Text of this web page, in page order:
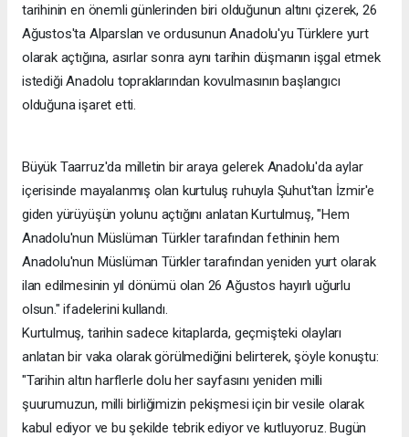
tarihinin en önemli günlerinden biri olduğunun altını çizerek, 26
Ağustos'ta Alparslan ve ordusunun Anadolu'yu Türklere yurt
olarak açtığına, asırlar sonra aynı tarihin düşmanın işgal etmek
istediği Anadolu topraklarından kovulmasının başlangıcı
olduğuna işaret etti.
Büyük Taarruz'da milletin bir araya gelerek Anadolu'da aylar
içerisinde mayalanmış olan kurtuluş ruhuyla Şuhut'tan İzmir'e
giden yürüyüşün yolunu açtığını anlatan Kurtulmuş, "Hem
Anadolu'nun Müslüman Türkler tarafından fethinin hem
Anadolu'nun Müslüman Türkler tarafından yeniden yurt olarak
ilan edilmesinin yıl dönümü olan 26 Ağustos hayırlı uğurlu
olsun." ifadelerini kullandı.
Kurtulmuş, tarihin sadece kitaplarda, geçmişteki olayları
anlatan bir vaka olarak görülmediğini belirterek, şöyle konuştu:
"Tarihin altın harflerle dolu her sayfasını yeniden milli
şuurumuzun, milli birliğimizin pekişmesi için bir vesile olarak
kabul ediyor ve bu şekilde tebrik ediyor ve kutluyoruz. Bugün